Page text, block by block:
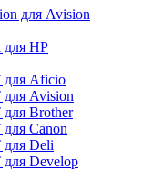
для Avision
HP
для Aficio
Avision
Brother
Canon
Deli
Develop